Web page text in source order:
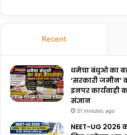
Recent
धमेचा बंधुओ का
‘सरकारी जमीन’
इनपर कार्यवाही
संज्ञान
31 minutes ago
NEET-UG